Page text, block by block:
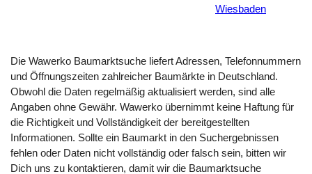
Wiesbaden
Die Wawerko Baumarktsuche liefert Adressen, Telefonnummern
und Öffnungszeiten zahlreicher Baumärkte in Deutschland.
Obwohl die Daten regelmäßig aktualisiert werden, sind alle
Angaben ohne Gewähr. Wawerko übernimmt keine Haftung für
die Richtigkeit und Vollständigkeit der bereitgestellten
Informationen. Sollte ein Baumarkt in den Suchergebnissen
fehlen oder Daten nicht vollständig oder falsch sein, bitten wir
Dich uns zu kontaktieren, damit wir die Baumarktsuche